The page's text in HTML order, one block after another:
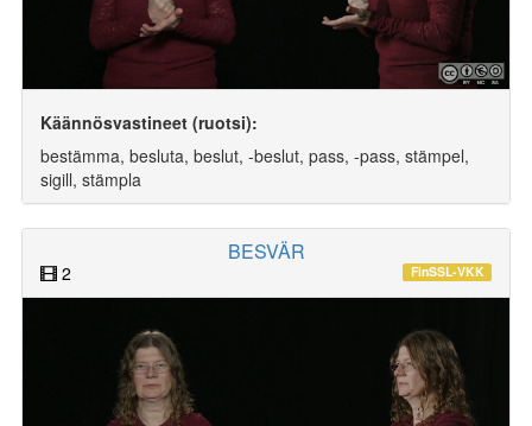
Käännösvastineet (ruotsi):
bestämma, besluta, beslut, -beslut, pass, -pass, stämpel,
sigill, stämpla
BESVÄR
2 FinSSL-VKK